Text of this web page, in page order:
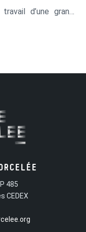
d’une grande
ce une fleur, un
a fait date,
485
CEDEX